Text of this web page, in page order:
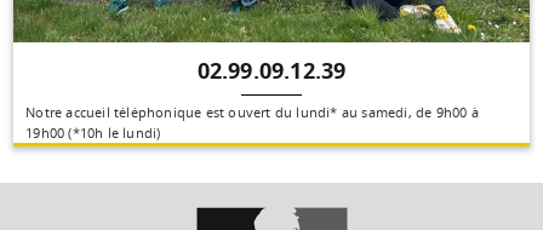
02.99.09.12.39
Notre accueil téléphonique est ouvert du lundi* au samedi, de 9h00 à
19h00 (*10h le lundi)